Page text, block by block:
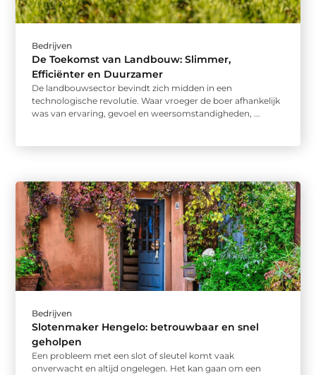
Bedrijven
De Toekomst van Landbouw: Slimmer,
Efficiënter en Duurzamer
De landbouwsector bevindt zich midden in een
technologische revolutie. Waar vroeger de boer afhankelijk
was van ervaring, gevoel en weersomstandigheden, ...
Bedrijven
Slotenmaker Hengelo: betrouwbaar en snel
geholpen
Een probleem met een slot of sleutel komt vaak
onverwacht en altijd ongelegen. Het kan gaan om een